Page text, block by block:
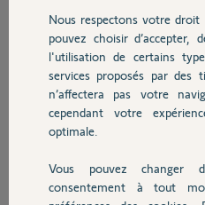
Chauffage
Autres produits
Devis avec un pro
Participer au
Réponses
Bonjour,
Non aucun réglage possible.
Il faudra inverser M1 et M2, et, le cas
Nous respectons votre
pouvez choisir
l'utilisation de certains
services proposés par des
n’affectera pas votre
cependant votre
optimale.
Vous pouvez changer
consentement à tout